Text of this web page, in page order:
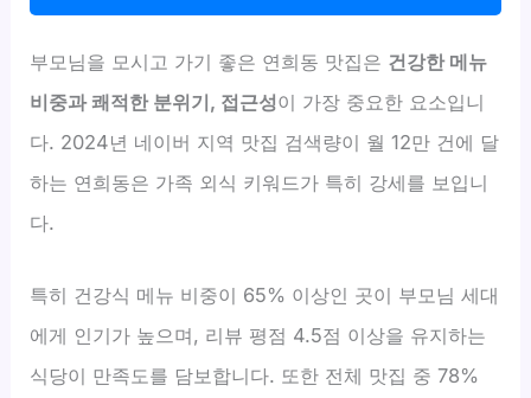
부모님을 모시고 가기 좋은 연희동 맛집은 건강한 메뉴
비중과 쾌적한 분위기, 접근성이 가장 중요한 요소입니
다. 2024년 네이버 지역 맛집 검색량이 월 12만 건에 달
하는 연희동은 가족 외식 키워드가 특히 강세를 보입니
다.
특히 건강식 메뉴 비중이 65% 이상인 곳이 부모님 세대
에게 인기가 높으며, 리뷰 평점 4.5점 이상을 유지하는
식당이 만족도를 담보합니다. 또한 전체 맛집 중 78%